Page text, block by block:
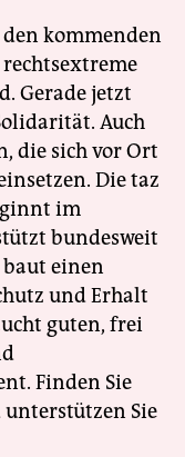
kommenden
Gerade jetzt
Auch
die sich vor Ort
Die taz
im
bundesweit
einen
und Erhalt
guten, frei
Finden Sie
unterstützen Sie